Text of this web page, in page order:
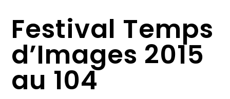
Festival Temps
d’Images 2015
au 104